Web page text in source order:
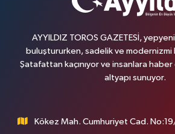
AYYILDIZ TOROS GAZETESİ,
buluştururken, sadelik ve modernizmi
Şatafattan kaçınıyor ve insanlara
altyapı sunuyor.
Kökez Mah. Cumhuriyet Cad.